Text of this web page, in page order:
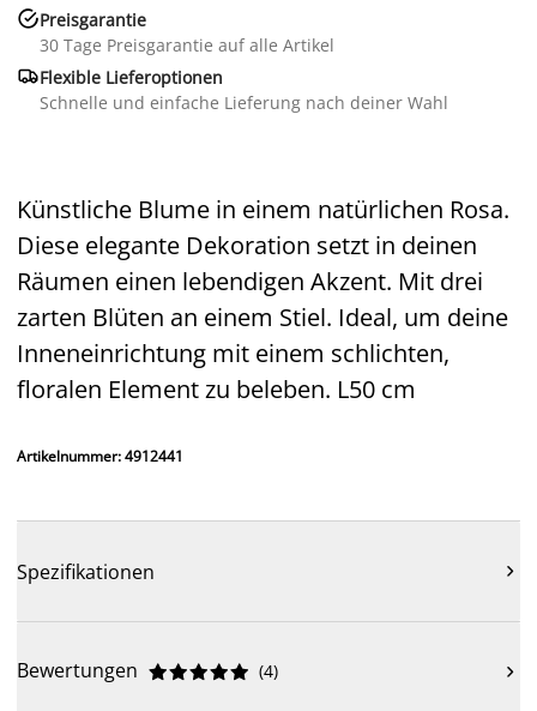
Preisgarantie
30 Tage Preisgarantie auf alle Artikel
Flexible Lieferoptionen
Schnelle und einfache Lieferung nach deiner Wahl
Künstliche Blume in einem natürlichen Rosa.
Diese elegante Dekoration setzt in deinen
Räumen einen lebendigen Akzent. Mit drei
zarten Blüten an einem Stiel. Ideal, um deine
Inneneinrichtung mit einem schlichten,
floralen Element zu beleben. L50 cm
Artikelnummer: 4912441
Spezifikationen 
Bewertungen 




 (4) 